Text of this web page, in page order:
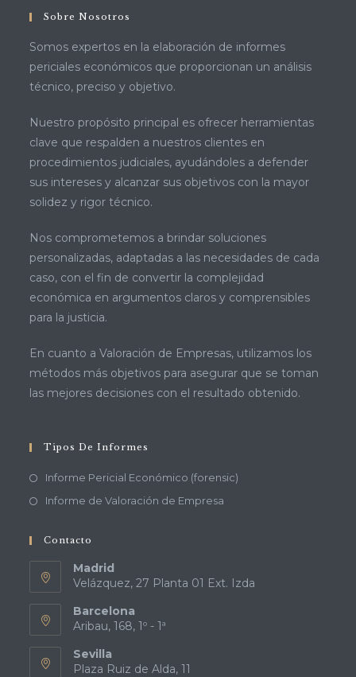
Sobre Nosotros
Somos expertos en la elaboración de informes
periciales económicos que proporcionan un análisis
técnico, preciso y objetivo.
Nuestro propósito principal es ofrecer herramientas
clave que respalden a nuestros clientes en
procedimientos judiciales, ayudándoles a defender
sus intereses y alcanzar sus objetivos con la mayor
solidez y rigor técnico.
Nos comprometemos a brindar soluciones
personalizadas, adaptadas a las necesidades de cada
caso, con el fin de convertir la complejidad
económica en argumentos claros y comprensibles
para la justicia.
En cuanto a Valoración de Empresas, utilizamos los
métodos más objetivos para asegurar que se toman
las mejores decisiones con el resultado obtenido.
Tipos De Informes
Informe Pericial Económico (forensic)
Informe de Valoración de Empresa
Contacto
Madrid
Velázquez, 27 Planta 01 Ext. Izda
Barcelona
Aribau, 168, 1º - 1ª
Sevilla
Plaza Ruiz de Alda, 11